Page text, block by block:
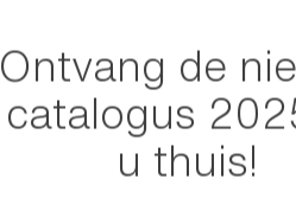
geholpen om
van hun
Met de hulp van hun
de vijftigers Françoise
Ontvang de
catalogus
u thuis!